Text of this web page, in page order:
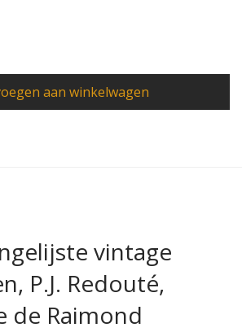
aan winkelwagen
vintage
P.J. Redouté,
de Raimond